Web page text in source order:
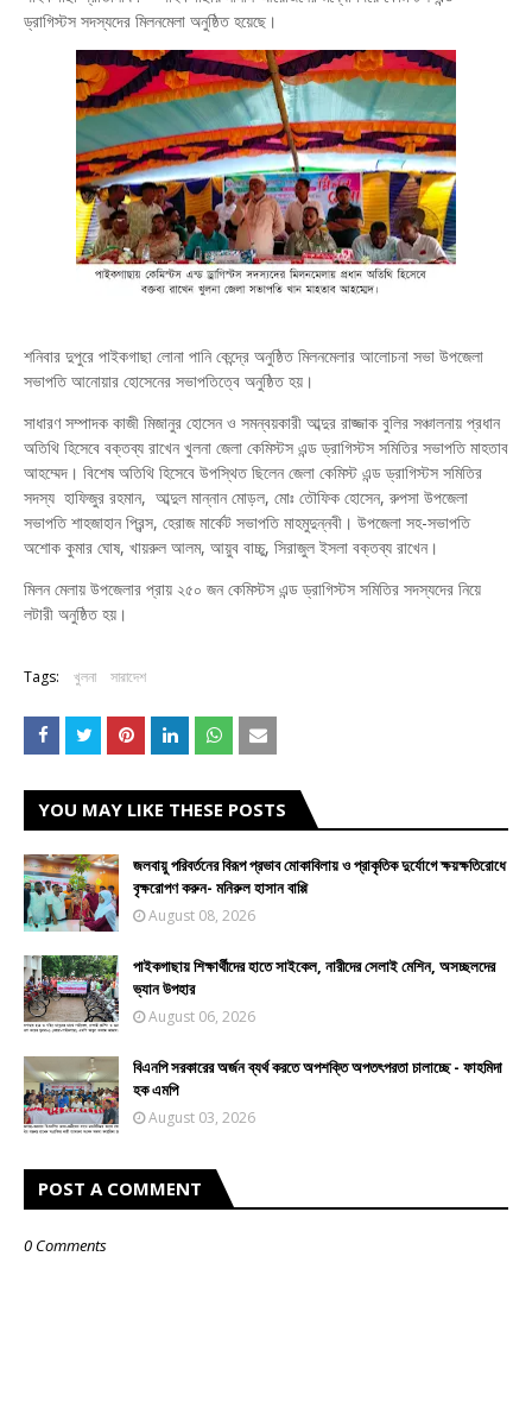
ড্রাগিস্টস সদস্যদের মিলনমেলা অনুষ্ঠিত হয়েছে।
শনিবার দুপুরে পাইকগাছা লোনা পানি কেন্দ্রে অনুষ্ঠিত মিলনমেলার আলোচনা সভা উপজেলা
সভাপতি আনোয়ার হোসেনের সভাপতিত্বে অনুষ্ঠিত হয়।
সাধারণ সম্পাদক কাজী মিজানুর হোসেন ও সমন্বয়কারী আব্দুর রাজ্জাক বুলির সঞ্চালনায় প্রধান
অতিথি হিসেবে বক্তব্য রাখেন খুলনা জেলা কেমিস্টস এন্ড ড্রাগিস্টস সমিতির সভাপতি মাহতাব
আহম্মেদ। বিশেষ অতিথি হিসেবে উপস্থিত ছিলেন জেলা কেমিস্ট এন্ড ড্রাগিস্টস সমিতির
সদস্য হাফিজুর রহমান, আব্দুল মান্নান মোড়ল, মোঃ তৌফিক হোসেন, রুপসা উপজেলা
সভাপতি শাহজাহান প্রিন্স, হেরাজ মার্কেট সভাপতি মাহমুদুন্নবী। উপজেলা সহ-সভাপতি
অশোক কুমার ঘোষ, খায়রুল আলম, আয়ুব বাচ্চু, সিরাজুল ইসলা বক্তব্য রাখেন।
মিলন মেলায় উপজেলার প্রায় ২৫০ জন কেমিস্টস এন্ড ড্রাগিস্টস সমিতির সদস্যদের নিয়ে
লটারী অনুষ্ঠিত হয়।
Tags: খুলনা সারাদেশ
YOU MAY LIKE THESE POSTS
জলবায়ু পরিবর্তনের বিরূপ প্রভাব মোকাবিলায় ও প্রাকৃতিক দুর্যোগে ক্ষয়ক্ষতিরোধে
বৃক্ষরোপণ করুন- মনিরুল হাসান বাপ্পি
August 08, 2026
পাইকগাছায় শিক্ষার্থীদের হাতে সাইকেল, নারীদের সেলাই মেশিন, অসচ্ছলদের
ভ্যান উপহার
August 06, 2026
বিএনপি সরকারের অর্জন ব্যর্থ করতে অপশক্তি অপতৎপরতা চালাচ্ছে - ফাহমিদা
হক এমপি
August 03, 2026
POST A COMMENT
0 Comments